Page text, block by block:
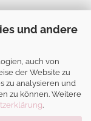
und andere
auch von
der Website zu
zu analysieren und
zu können. Weitere
.